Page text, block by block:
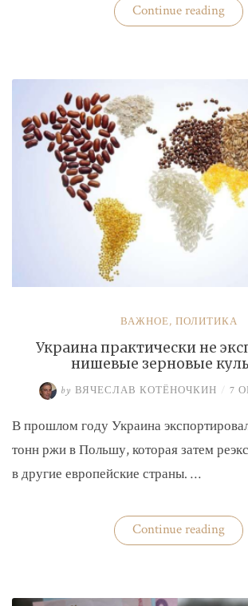
Continue reading
ВАЖНОЕ, ПОЛИТИКА
Украина практически не
нишевые зерновые
by ВЯЧЕСЛАВ КОТЁНОЧКИН / 7
В прошлом году Украина
тонн ржи в Польшу, которая затем
в другие европейские страны. …
Continue reading